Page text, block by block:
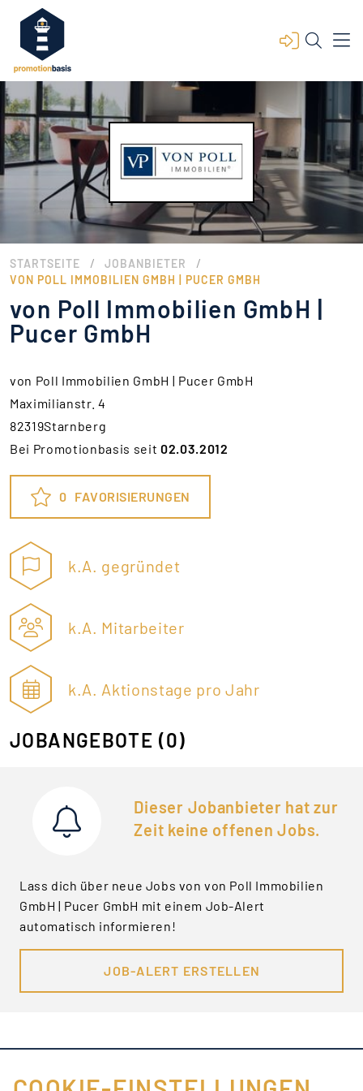
STARTSEITE / JOBANBIETER /
VON POLL IMMOBILIEN GMBH | PUCER GMBH
von Poll Immobilien GmbH |
Pucer GmbH
von Poll Immobilien GmbH | Pucer GmbH
Maximilianstr. 4
82319Starnberg
Bei Promotionbasis seit02.03.2012
0 FAVORISIERUNGEN
k.A. gegründet
k.A. Mitarbeiter
k.A. Aktionstage pro Jahr
JOBANGEBOTE (0)
Dieser Jobanbieter hat zur
Zeit keine offenen Jobs.
Lass dich über neue Jobs von von Poll Immobilien
GmbH | Pucer GmbH mit einem Job-Alert
automatisch informieren!
JOB-ALERT ERSTELLEN